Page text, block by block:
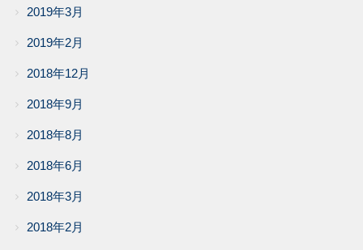
2019年3月
2019年2月
2018年12月
2018年9月
2018年8月
2018年6月
2018年3月
2018年2月